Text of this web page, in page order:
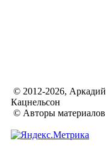
© 2012-2026, Аркадий
Кацнельсон
© Авторы материалов